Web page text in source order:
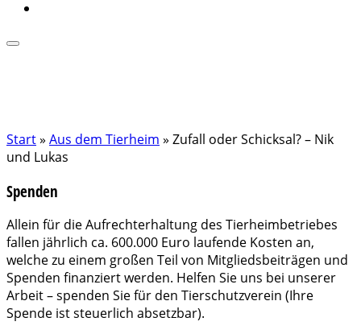
Start» Aus dem Tierheim » Zufall oder Schicksal? – Nik
und Lukas
Spenden
Allein für die Aufrechterhaltung des Tierheimbetriebes
fallen jährlich ca. 600.000 Euro laufende Kosten an,
welche zu einem großen Teil von Mitgliedsbeiträgen und
Spenden finanziert werden. Helfen Sie uns bei unserer
Arbeit – spenden Sie für den Tierschutzverein (Ihre
Spende ist steuerlich absetzbar).